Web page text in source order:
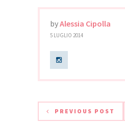
byAlessia Cipolla
5 LUGLIO 2014
PREVIOUS POST